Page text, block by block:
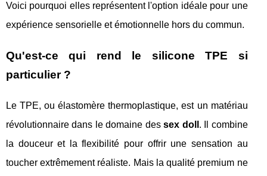
Voici pourquoi elles représentent l'option idéale pour une
expérience sensorielle et émotionnelle hors du commun.
Qu'est-ce qui rend le silicone TPE si
particulier ?
Le TPE, ou élastomère thermoplastique, est un matériau
révolutionnaire dans le domaine dessex doll . Il combine
la douceur et la flexibilité pour offrir une sensation au
toucher extrêmement réaliste. Mais la qualité premium ne